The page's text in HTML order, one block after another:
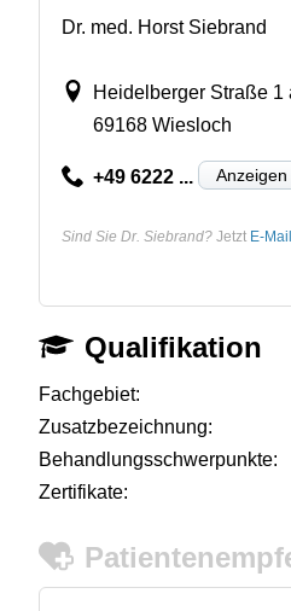
Dr. med. Horst Siebrand
Heidelberger Straße 1
69168 Wiesloch
+49 6222 ... Anzeigen
Sind Sie Dr. Siebrand? Jetzt E-
Qualifikation
Fachgebiet:
Zusatzbezeichnung:
Behandlungsschwerpunkte:
Zertifikate: